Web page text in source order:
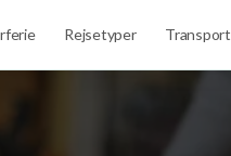
Rejsetyper Transport